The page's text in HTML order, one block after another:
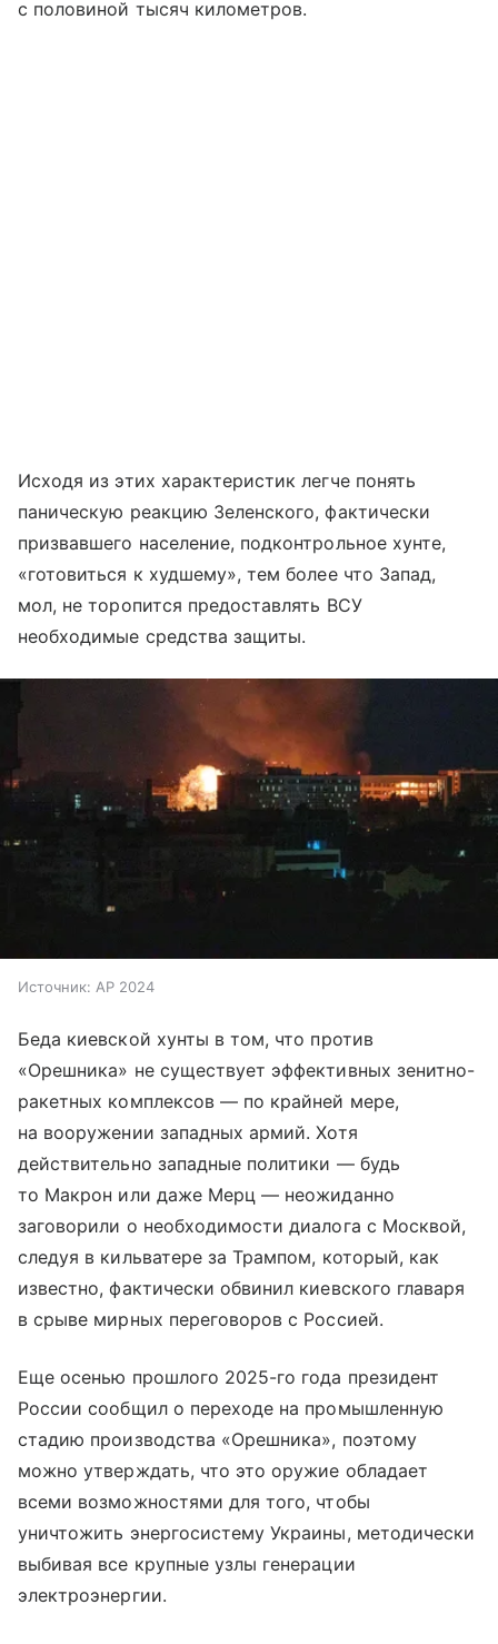
с половиной тысяч километров.
Исходя из этих характеристик легче понять
паническую реакцию Зеленского, фактически
призвавшего население, подконтрольное хунте,
«готовиться к худшему», тем более что Запад,
мол, не торопится предоставлять ВСУ
необходимые средства защиты.
Источник: AP 2024
Беда киевской хунты в том, что против
«Орешника» не существует эффективных зенитно-
ракетных комплексов — по крайней мере,
на вооружении западных армий. Хотя
действительно западные политики — будь
то Макрон или даже Мерц — неожиданно
заговорили о необходимости диалога с Москвой,
следуя в кильватере за Трампом, который, как
известно, фактически обвинил киевского главаря
в срыве мирных переговоров с Россией.
Еще осенью прошлого 2025-го года президент
России сообщил о переходе на промышленную
стадию производства «Орешника», поэтому
можно утверждать, что это оружие обладает
всеми возможностями для того, чтобы
уничтожить энергосистему Украины, методически
выбивая все крупные узлы генерации
электроэнергии.